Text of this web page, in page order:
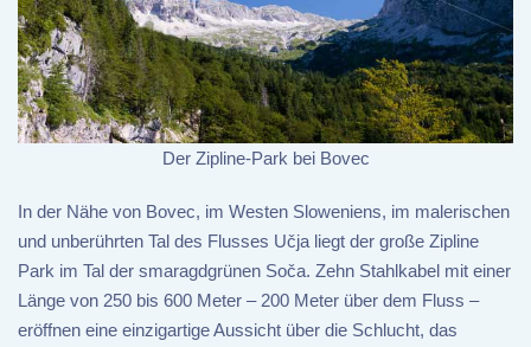
Der Zipline-Park bei Bovec
In der Nähe von Bovec, im Westen Sloweniens, im malerischen
und unberührten Tal des Flusses Učja liegt der große Zipline
Park im Tal der smaragdgrünen Soča. Zehn Stahlkabel mit einer
Länge von 250 bis 600 Meter – 200 Meter über dem Fluss –
eröffnen eine einzigartige Aussicht über die Schlucht, das